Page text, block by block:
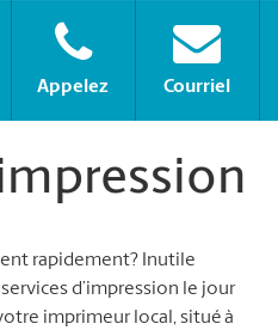
Appelez Courriel
rapidement? Inutile
d’impression le jour
imprimeur local, situé à